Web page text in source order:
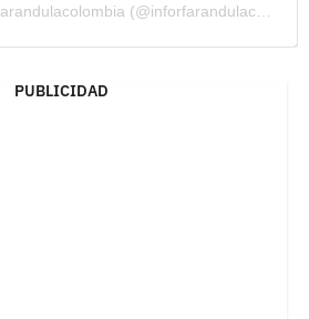
PUBLICIDAD